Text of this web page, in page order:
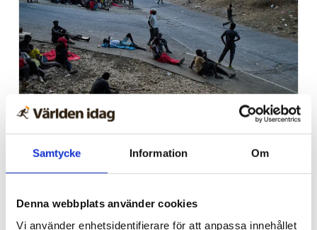
Samtycke Information Om
Denna webbplats använder cookies
Vi använder enhetsidentifierare för att anpassa innehållet
Spanien/Marocko
migranter kvar i Ceuta